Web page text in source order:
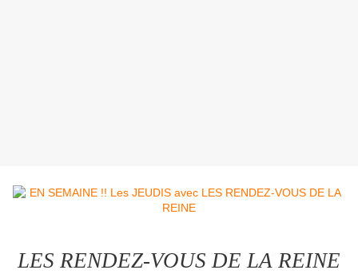
LES RENDEZ-VOUS DE LA REINE